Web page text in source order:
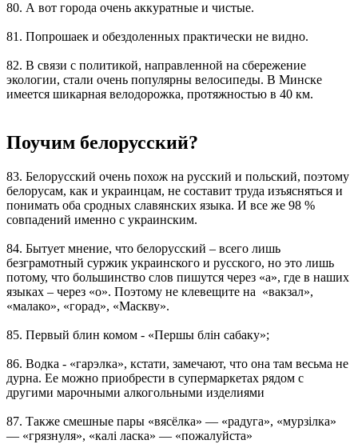
80. А вот города очень аккуратные и чистые.
81. Попрошаек и обездоленных практически не видно.
82. В связи с политикой, направленной на сбережение
экологии, стали очень популярны велосипеды. В Минске
имеется шикарная велодорожка, протяжностью в 40 км.
Поучим белорусский?
83. Белорусский очень похож на русский и польский, поэтому
белорусам, как и украинцам, не составит труда изъясняться и
понимать оба сродных славянских языка. И все же 98 %
совпадений именно с украинским.
84. Бытует мнение, что белорусский – всего лишь
безграмотный суржик украинского и русского, но это лишь
потому, что большинство слов пишутся через «а», где в наших
языках – через «о». Поэтому не клевещите на «вакзал»,
«малако», «горад», «Маскву».
85. Первый блин комом - «Першы блiн сабаку»;
86. Водка - «гарэлка», кстати, замечают, что она там весьма не
дурна. Ее можно приобрести в супермаркетах рядом с
другими марочными алкогольными изделиями
87. Также смешные пары «вясёлка» — «радуга», «мурзiлка»
— «грязнуля», «калi ласка» — «пожалуйста»